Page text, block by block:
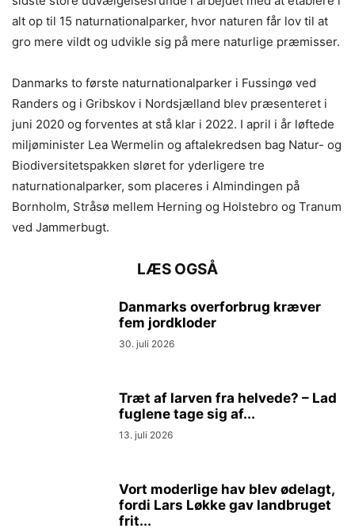
alt op til 15 naturnationalparker, hvor naturen får lov til at
gro mere vildt og udvikle sig på mere naturlige præmisser.
Danmarks to første naturnationalparker i Fussingø ved
Randers og i Gribskov i Nordsjælland blev præsenteret i
juni 2020 og forventes at stå klar i 2022. I april i år løftede
miljøminister Lea Wermelin og aftalekredsen bag Natur- og
Biodiversitetspakken sløret for yderligere tre
naturnationalparker, som placeres i Almindingen på
Bornholm, Stråsø mellem Herning og Holstebro og Tranum
ved Jammerbugt.
LÆS OGSÅ
Danmarks overforbrug kræver
fem jordkloder
30. juli 2026
Træt af larven fra helvede? – Lad
fuglene tage sig af...
13. juli 2026
Vort moderlige hav blev ødelagt,
fordi Lars Løkke gav landbruget
frit...